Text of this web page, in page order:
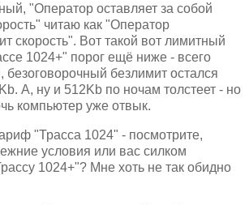
"Оператор оставляет за собой
читаю как "Оператор
скорость". Вот такой вот лимитный
1024+" порог ещё ниже - всего
безлимит остался
А, ну и 512Kb по ночам толстеет - но
компьютер уже отвык.
"Трасса 1024" - посмотрите,
условия или вас силком
1024+"? Мне хоть не так обидно